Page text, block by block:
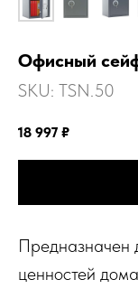
Офисный
SKU: TSN.50
18 997 ₽
Предназначен
ценностей